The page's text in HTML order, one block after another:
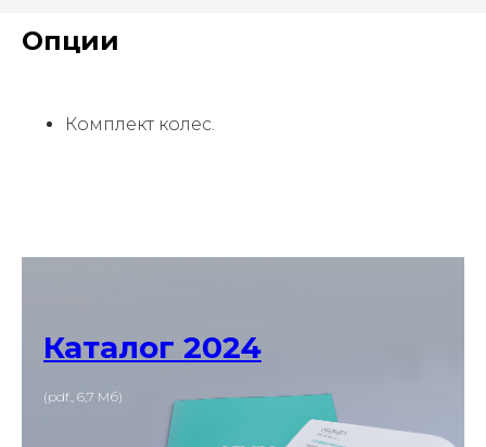
Опции
Комплект колес.
Каталог 2024
(pdf., 6,7 Мб)